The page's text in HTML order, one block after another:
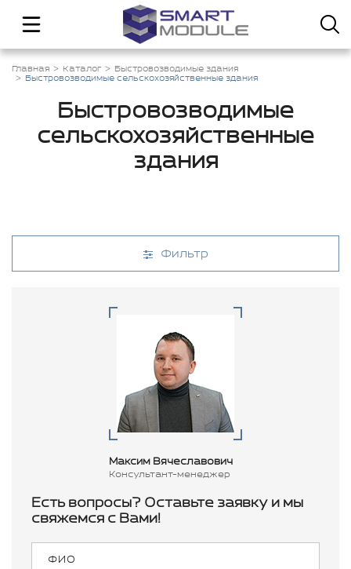
Главная Каталог
Быстровозводимые здания
Быстровозводимые сельскохозяйственные здания
Быстровозводимые
сельскохозяйственные
здания
Фильтр
Максим Вячеславович
Консультант-менеджер
Есть вопросы? Оставьте заявку и мы
свяжемся с Вами!